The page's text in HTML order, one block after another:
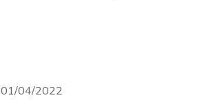
01/04/2022